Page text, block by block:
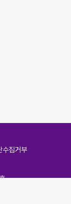
수집거부